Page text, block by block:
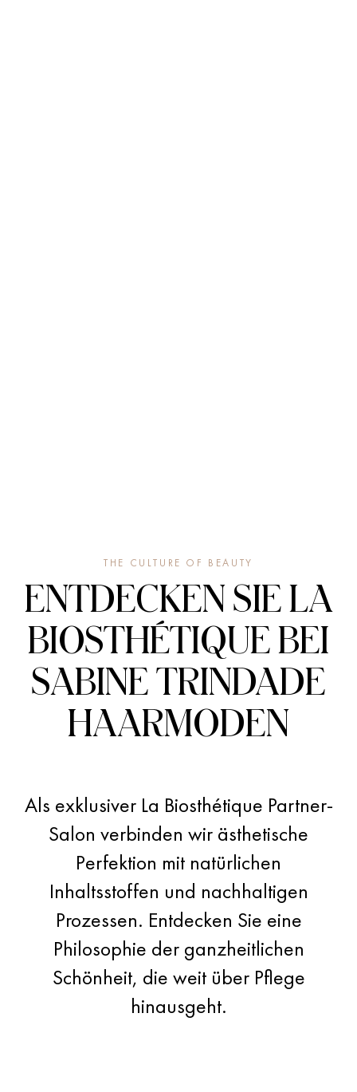
»Wer die Haare eines
Menschen pflegt,
streichelt ihre Seele.«
Marcel Contier, Gründer von La Biosthétique
THE CULTURE OF BEAUTY
ENTDECKEN SIE LA
BIOSTHÉTIQUE BEI
SABINE TRINDADE
HAARMODEN
Als exklusiver La Biosthétique Partner-
Salon verbinden wir ästhetische
Perfektion mit natürlichen
Inhaltsstoffen und nachhaltigen
Prozessen. Entdecken Sie eine
Philosophie der ganzheitlichen
Schönheit, die weit über Pflege
hinausgeht.